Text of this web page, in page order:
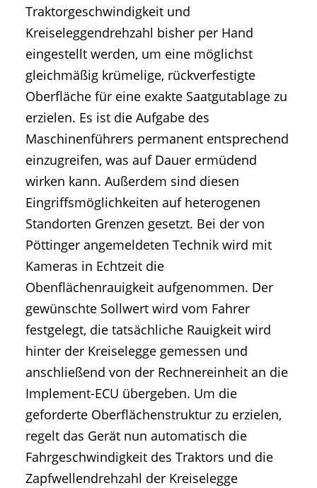
Traktorgeschwindigkeit und
Kreiseleggendrehzahl bisher per Hand
eingestellt werden, um eine möglichst
gleichmäßig krümelige, rückverfestigte
Oberfläche für eine exakte Saatgutablage zu
erzielen. Es ist die Aufgabe des
Maschinenführers permanent entsprechend
einzugreifen, was auf Dauer ermüdend
wirken kann. Außerdem sind diesen
Eingriffsmöglichkeiten auf heterogenen
Standorten Grenzen gesetzt. Bei der von
Pöttinger angemeldeten Technik wird mit
Kameras in Echtzeit die
Obenflächenrauigkeit aufgenommen. Der
gewünschte Sollwert wird vom Fahrer
festgelegt, die tatsächliche Rauigkeit wird
hinter der Kreiselegge gemessen und
anschließend von der Rechnereinheit an die
Implement-ECU übergeben. Um die
geforderte Oberflächenstruktur zu erzielen,
regelt das Gerät nun automatisch die
Fahrgeschwindigkeit des Traktors und die
Zapfwellendrehzahl der Kreiselegge